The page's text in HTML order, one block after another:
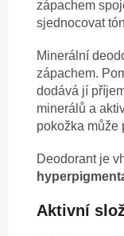
zápachem
sjednocovat
Minerální
zápachem.
dodává jí
minerálů a
pokožka může
Deodorant je
Aktivní